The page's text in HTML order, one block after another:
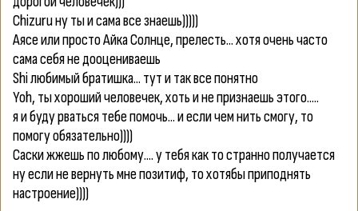
Chizuruну ты и сама все знаешь)))))
Аясеили просто Айка Солнце, прелесть... хотя очень часто
сама себя не дооцениваешь
Shiлюбимый братишка... тут и так все понятно
Yoh, ты хороший человечек, хоть и не признаешь этого.....
я и буду рваться тебе помочь... и если чем нить смогу, то
помогу обязательно))))
Саскижжешь по любому.... у тебя как то странно получается
ну если не вернуть мне позитиф, то хотябы приподнять
настроение))))